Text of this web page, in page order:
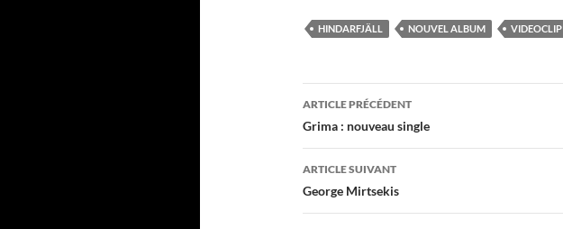
HINDARFJÄLL NOUVEL ALBUM VIDEOCLIP
Navigation
des
articles
ARTICLE PRÉCÉDENT
Grima : nouveau single
ARTICLE SUIVANT
George Mirtsekis